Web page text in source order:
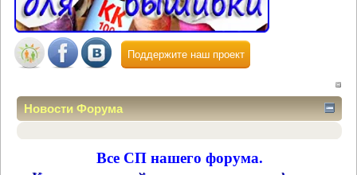
Поддержите наш проект
Новости Форума
Все СП нашего форума.